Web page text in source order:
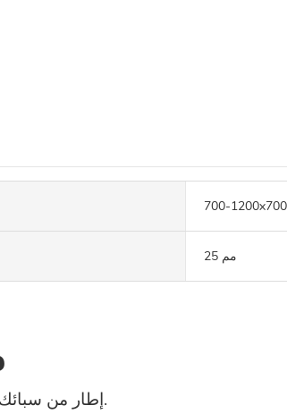
25 مم
إطار من سبائك الألومنيوم السميكة عالية الجودة، هيكل متين، مقاوم للصدأ والتآكل، عمر خدمة طويل.